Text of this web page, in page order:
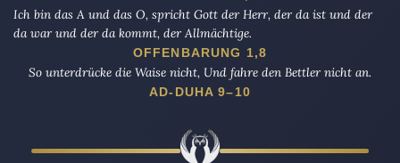
Ich bin das A und das O, spricht Gott der Herr, der da ist und der
da war und der da kommt, der Allmächtige.
OFFENBARUNG 1,8
So unterdrücke die Waise nicht, Und fahre den Bettler nicht an.
AD-DUHA 9–10